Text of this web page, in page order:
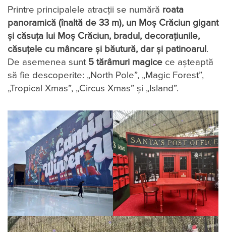
Printre principalele atracții se numără roata
panoramică (înaltă de 33 m), un Moș Crăciun gigant
și căsuța lui Moș Crăciun, bradul, decorațiunile,
căsuțele cu mâncare și băutură, dar și patinoarul .
De asemenea sunt 5 tărâmuri magice ce așteaptă
să fie descoperite: „North Pole”, „Magic Forest”,
„Tropical Xmas”, „Circus Xmas” și „Island”.